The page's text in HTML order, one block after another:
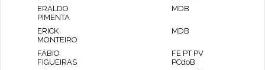
ERALDO
PIMENTA
MDB
ERICK
MONTEIRO
MDB
FÁBIO
FIGUEIRAS
FE PT PV
PCdoB